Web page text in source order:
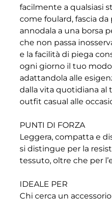
facilmente a qualsiasi
come foulard, fascia
annodala a una borsa
che non passa
e la facilità di piega
ogni giorno il tuo
adattandola alle
dalla vita quotidiana al
outfit casual alle
PUNTI DI FORZA
Leggera, compatta e
si distingue per la
tessuto, oltre che per
IDEALE PER
Chi cerca un